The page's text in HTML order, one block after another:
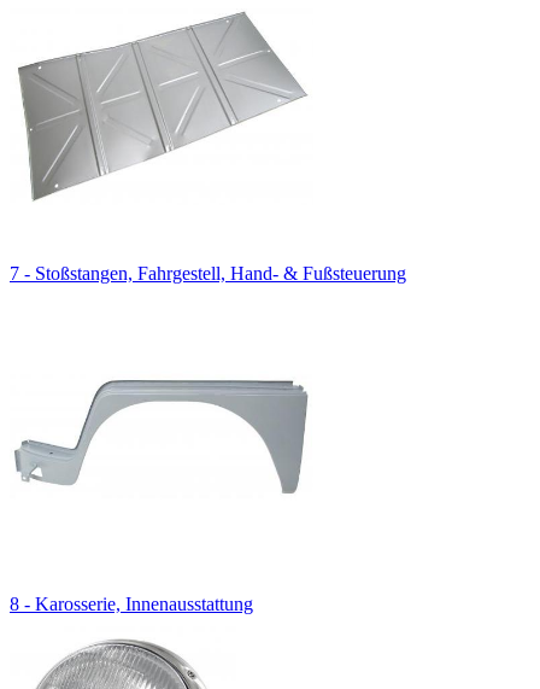
7 - Stoßstangen, Fahrgestell, Hand- & Fußsteuerung
8 - Karosserie, Innenausstattung